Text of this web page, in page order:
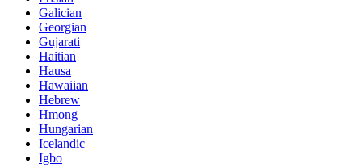
Galician
Georgian
Gujarati
Haitian
Hausa
Hawaiian
Hebrew
Hmong
Hungarian
Icelandic
Igbo